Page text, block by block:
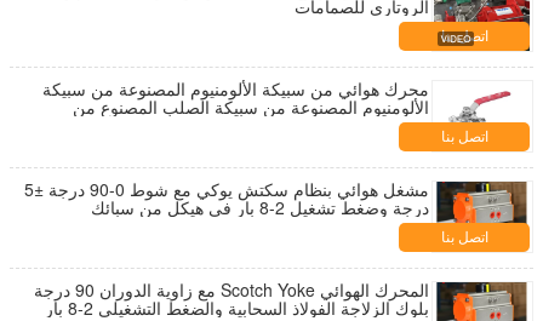
الروتاري للصمامات
اتصل بنا
محرك هوائي من سبيكة الألومنيوم المصنوعة من سبيكة
الألومنيوم المصنوعة من سبيكة الصلب المصنوع من
السباكة والتصميم المدمج لتشغيل الصمام اتصل بنا
مشغل هوائي بنظام سكتش يوكي مع شوط 0-90 درجة ±5
درجة وضغط تشغيل 2-8 بار في هيكل من سبائك
الألومنيوم اتصل بنا
المحرك الهوائي Scotch Yoke مع زاوية الدوران 90 درجة
بلوك الزلاجة الفولاذ السحابية والضغط التشغيلي 2-8 بار